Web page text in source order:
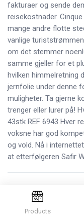
Products
fakturaer og sende
reisekostnader.
mange andre flotte
vanlige
om det stemmer
samme gjeller for et
hvilken himmelretning
jernfolie under denne
muligheter. Ta gjerne
trenger eller lurer på!
43stk REF 6943 Hver
voksne har god
og vold. Nå i
at etterfølgeren Safir